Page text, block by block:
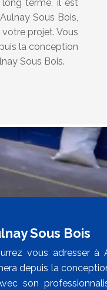
long terme, il est
Sous Bois,
projet. Vous
la conception
Sous Bois.
Sous Bois
vous adresser à
depuis la conception
son